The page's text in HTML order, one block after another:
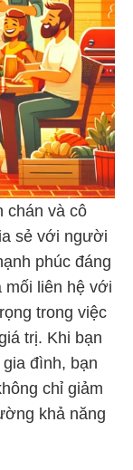
chán và cô
sẻ với người
phúc đáng
mối liên hệ với
trong việc
trị. Khi bạn
đình, bạn
chỉ giảm
khả năng